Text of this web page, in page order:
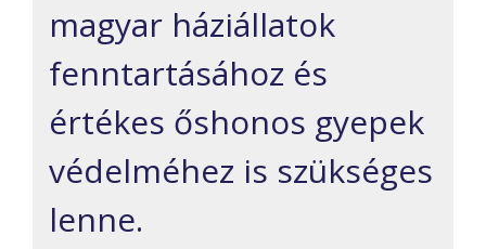
magyar háziállatok
fenntartásához és
értékes őshonos gyepek
védelméhez is szükséges
lenne.